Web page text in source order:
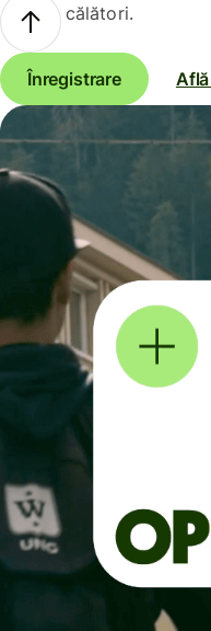
călători.
Înregistrare